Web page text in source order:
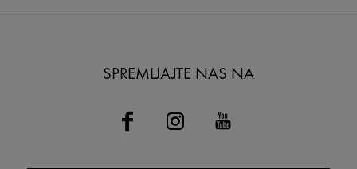
SPREMLJAJTE NAS NA